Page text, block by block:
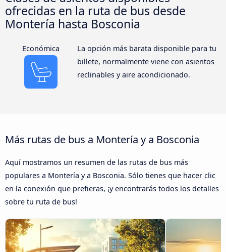
ofrecidas en la ruta de bus desde
Montería hasta Bosconia
Económica
La opción más barata disponible para tu
billete, normalmente viene con asientos
reclinables y aire acondicionado.
Más rutas de bus a Montería y a Bosconia
Aquí mostramos un resumen de las rutas de bus más
populares a Montería y a Bosconia. Sólo tienes que hacer clic
en la conexión que prefieras, ¡y encontrarás todos los detalles
sobre tu ruta de bus!